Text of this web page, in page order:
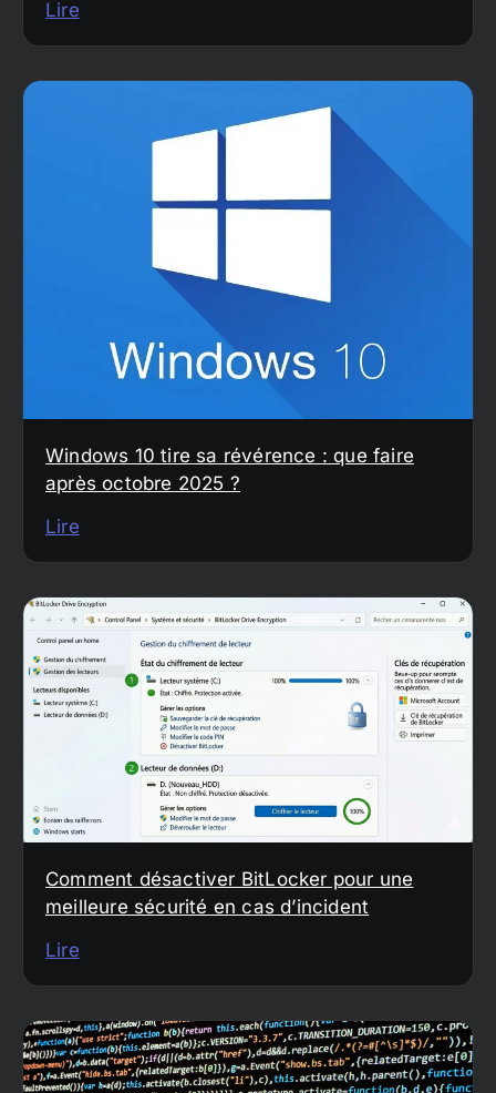
Lire
Windows 10 tire sa révérence : que faire
après octobre 2025 ?
Lire
Comment désactiver BitLocker pour une
meilleure sécurité en cas d’incident
Lire